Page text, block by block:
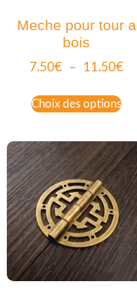
Meche pour tour a
bois
7.50€ – 11.50€
Choix des options